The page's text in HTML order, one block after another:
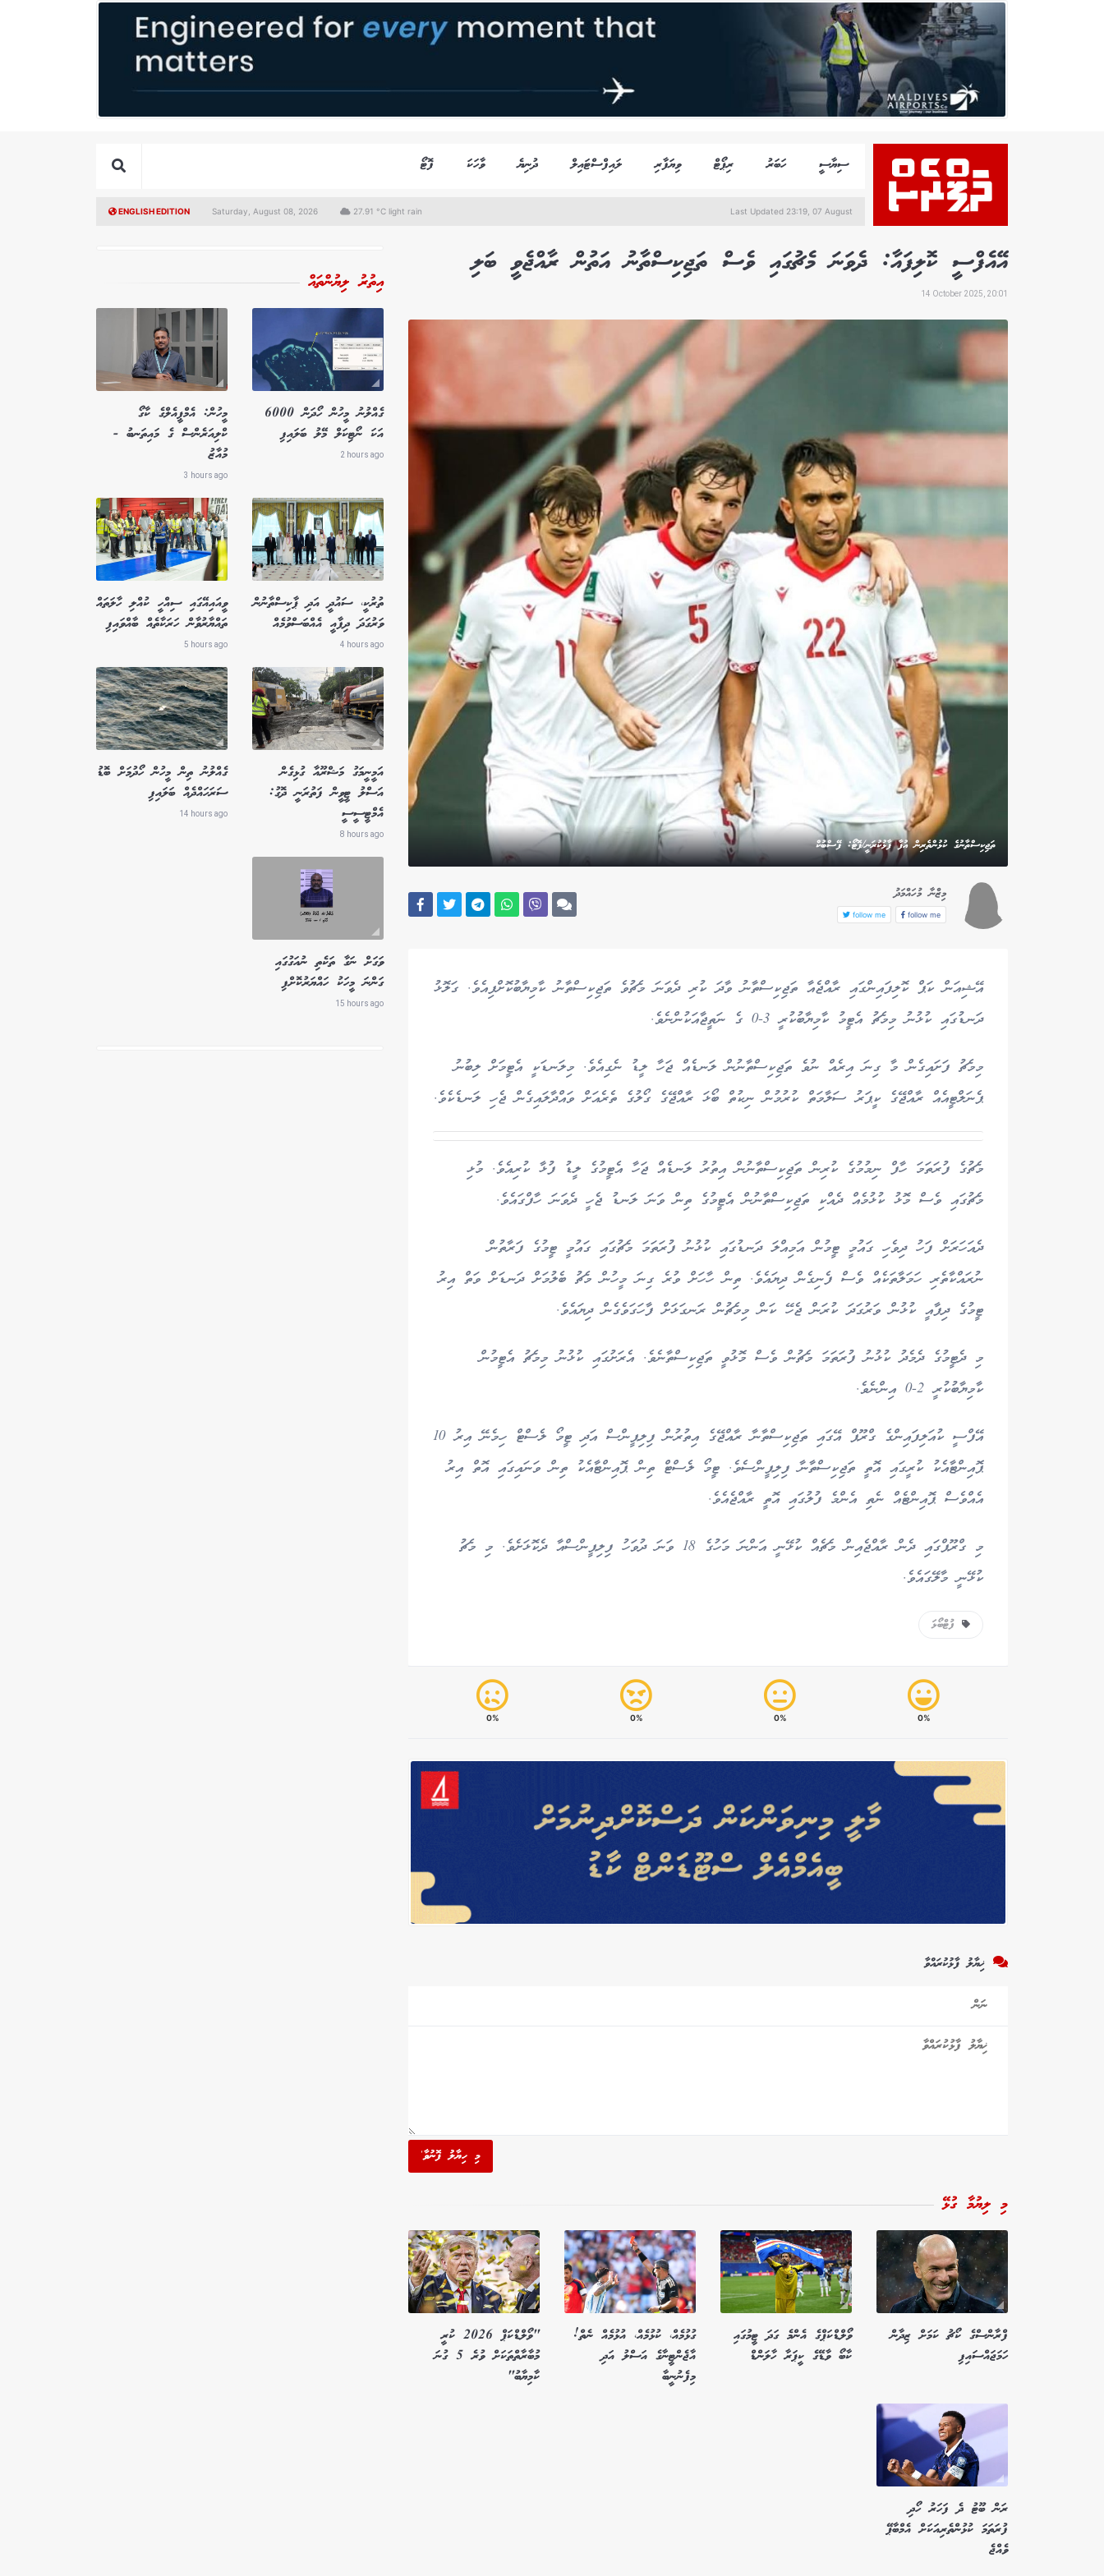
ސިޔާސީ ހަބަރު ރިޕޯޓް ވިޔަފާރި ލައިފްސްޓައިލް ދުނިޔެ ވާހަކަ ފޮޓޯ
ENGLISH EDITION Saturday, August 08, 2026 27.91 °C light rain Last Updated 23:19, 07 August
އޭއެފްސީ ކޮލިފައާ: ދެވަނަ މެޗުގައި ވެސް ތަޖިކިސްތާނު އަތުން ރާއްޖެވީ ބަލި
14 October 2025, 20:01
ތަޖިކިސްތާނުގެ ކުޅުންތެރިން އުފާ ފާޅުކުރަނީ/ފޮޓޯ: ފޭސްބުކް
މިޒްނާ މުހައްމަދު
follow me
follow me
އޭޝިއަން ކަޕް ކޮލިފައިންގައި ރާއްޖެއާ ތަޖިކިސްތާނު ވާދަ ކުރި ދެވަނަ މެޗުވެ ތަޖިކިސްތާނު ކާމިޔާބުކޮށްފިއެވެ. ގަލޮޅު
ދަނޑުގައި ކުޅުނު މިމެޗު އެޓީމު ކާމިޔާބުކުރީ 3-0 ގެ ނަތީޖާއަކުންނެވެ.
މިމެޗު ފަށައިގެން މާ ގިނަ އިރެއް ނުވެ ތަޖިކިސްތާނުން ލަނޑެއް ޖަހާ ލީޑު ނެގިއެވެ. މިލަނޑަކީ އެޓީމަށް ލިބުނު
ޕެނަލްޓީއެއް ރާއްޖޭގެ ކީޕަރު ސަލާމަތް ކުރުމުން ނިކުތް ބޯޅަ ރާއްޖޭގެ ގޯލުގެ ތެރެއަށް ވައްދާލައިގެން ޖެހި ލަނޑެކެވެ.
މެޗުގެ ފުރަތަމަ ހާފް ނިމުމުގެ ކުރިން ތަޖިކިސްތާނުން އިތުރު ލަނޑެއް ޖަހާ އެޓީމުގެ ލީޑު ފުޅާ ކުރިއެވެ. މުޅި
މެޗުގައި ވެސް މޮޅު ކުޅުމެއް ދެއްކި ތަޖިކިސްތާނުން އެޓީމުގެ ތިން ވަނަ ލަނޑު ޖެހީ ދެވަނަ ހާފްގައެވެ.
ދެއަހަރަށް ފަހު ދިވެހި ގައުމީ ޓީމުން އަމިއްލަ ދަނޑުގައި ކުޅުނު ފުރަތަމަ މެޗުގައި ގައުމީ ޓީމުގެ ފަރާތުން
ނުރައްކާތެރި ހަމަލާތަކެއް ވެސް ފެނިގެން ދިޔައެވެ. ތިން ހާހަށް ވުރެ ގިނަ މީހުން މެޗު ބެލުމަށް ދަނޑަށް ވަތް އިރު
ޓީމުގެ ދިފާއީ ކުޅުން ވަރުގަދަ ކުރަން ޖެހޭ ކަން މިމެޗުން ރަނގަޅަށް ފާހަގަވެގެން ދިޔައެވެ.
މި ދެޓީމުގެ ދެމެދު ކުޅުނު ފުރަތަމަ މެޗުން ވެސް މޮޅުވީ ތަޖިކިސްތާނެވެ. އެރަށުގައި ކުޅުނު މިމެޗު އެޓީމުން
ކާމިޔާބުކުރީ 2-0 އިންނެވެ.
އޭފްސީ ކުއަލިފައިންގެ ގްރޫޕް އޭގައި ތަޖިކިސްތާނާ ރާއްޖޭގެ އިތުރުން ފިލިޕީންސް އަދި ޓީމޯ ލެސްޓް ހިމެނޭ އިރު 10
ޕޮއިންޓާއެކު ކުރީގައި އޮތީ ތަޖިކިސްތާނާ ފިލިޕީންސެވެ. ޓީމޯ ލެސްޓް ތިން ޕޮއިންޓާއެކު ތިން ވަނައިގައި އޮތް އިރު
އެއްވެސް ޕޮއިންޓެއް ނެތި އެންމެ ފުލުގައި އޮތީ ރާއްޖެއެވެ.
މި ގްރޫޕްގައި ދެން ރާއްޖެއިން މެޗެއް ކުޅޭނީ އަންނަ މަހުގެ 18 ވަނަ ދުވަހު ފިލިޕީންސްއާ ދެކޮޅަށެވެ. މި މެޗު
ކުޅޭނީ މާލޭގައެވެ.
ފުޓްބޯޅަ
0%
0%
0%
0%
ޚިޔާލު ފާޅުކުރައްވާ
މި ހިޔާލު ފޮނުވާ'
މި ލިޔުމާ ގުޅޭ
ފްރާންސްގެ ކޯޗު ކަމަށް ޒިދާން
ހަމަޖައްސައިފި
ވޯލްޑްކަޕްގެ އެންމެ ގަދަ ޓީމުގައި
ކާބޯ ވާޑޭގެ ކީޕަރާ ހާލަންޑް
ގުޅުމެއް، ކުޅުމެއް، އުޅުމެއް ނެތް!
އާޖެންޓީނާގެ އަސްލު އަދި
މިފެނުނީބާ
"ވޯލްޑްކަޕް 2026 ކުރީ
މުބާރާތްތަކަށް ވުރެ 5 ގުނަ
ކާމިޔާބު"
ރަން ބޫޓު ދެ ފަހަރު ހޯދި
ފުރަތަމަ ކުޅުންތެރިއަކަށް އެމްބާޕޭ
ވެއްޖެ
އިތުރު ލިޔުންތައް
ގެއްލުނު މީހުން ހޯދަން 6000
އަކަ ނޯޓިކަލް މޭލު ބަލައިފި
2 hours ago
މީހުން: އެމްޕީއެލްގެ ކާގޯ
ކްލިއަރެންސް ގެ މައިތަނބު -
މުއާޒު
3 hours ago
ތުރުކީ، ސައުދީ އަދި ޕާކިސްތާނުން
ވަރުގަދަ ދިފާއީ އެއްބަސްވުމެއް
4 hours ago
ވީއައިއޭގައި ސިއްހީ ކުއްލި ހާލަތައް
ތައްޔާރުވާން ހަރަކާތެއް ބާއްވައިފި
5 hours ago
އަމީނީމަގު މަޝްރޫއާ ގުޅިގެން
އަސްލު ޓީވީން ފަތުރަނީ ދޮގު:
އެމްޓީސީސީ
8 hours ago
ގެއްލުނު ތިން މީހުން ހޯދުމަށް ބޮޑު
ސަރަހައްދެއް ބަލައިފި
14 hours ago
ވަގަށް ނަގާ ތަކެތި ނުއަގުގައި
ގަންނަ މީހަކު ހައްޔަރުކޮށްފި
15 hours ago